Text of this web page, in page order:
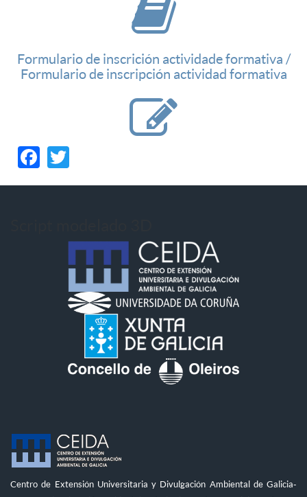
Formulario de inscrición actividade formativa /
Formulario de inscripción actividad formativa
Facebook
Centro de Extensión Universitaria y Divulgación Ambiental de Galicia-